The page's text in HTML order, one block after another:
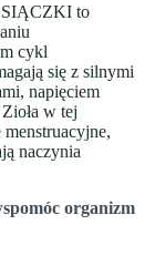
to
cykl
się z silnymi
napięciem
w tej
naczynia
organizm